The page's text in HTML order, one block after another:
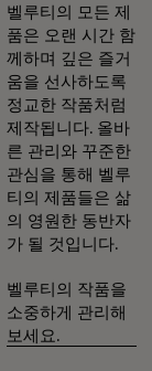
벨루티의 모든 제
품은 오랜 시간 함
께하며 깊은 즐거
움을 선사하도록
정교한 작품처럼
제작됩니다. 올바
른 관리와 꾸준한
관심을 통해 벨루
티의 제품들은 삶
의 영원한 동반자
가 될 것입니다.
벨루티의 작품을
소중하게 관리해
보세요.